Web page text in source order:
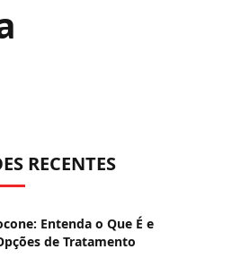
RECENTES
Entenda o Que É e
de Tratamento